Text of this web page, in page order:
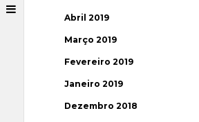
Abril 2019
Março 2019
Fevereiro 2019
Janeiro 2019
Dezembro 2018